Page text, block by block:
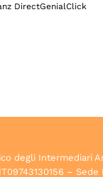
DirectGenialClick
degli Intermediari
–